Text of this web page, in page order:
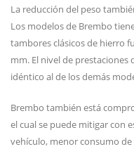
La reducción del peso
Los modelos de Brembo
tambores clásicos de hierro
mm. El nivel de prestaciones
idéntico al de los demás
Brembo también está
el cual se puede mitigar con
vehículo, menor consumo